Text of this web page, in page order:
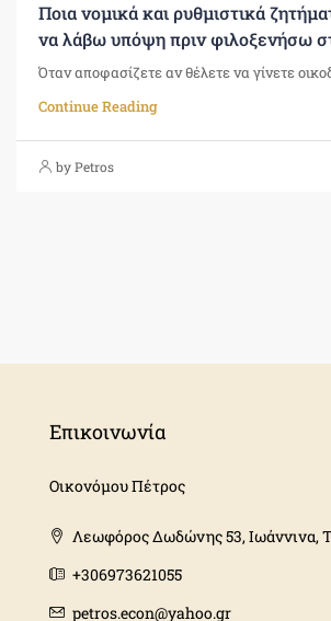
Ποια νομικά και ρυθμιστικά
να λάβω υπόψη πριν φιλοξενήσω
Όταν αποφασίζετε αν θέλετε να γίνετε
Continue Reading
by Petros
Επικοινωνία
Οικονόμου Πέτρος
Λεωφόρος Δωδώνης 53, Ιωάννινα,
+306973621055
petros.econ@yahoo.gr